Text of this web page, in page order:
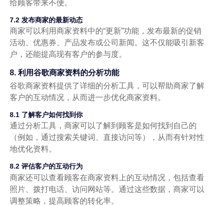
给顾客带来不便。
7.2 发布商家的最新动态
商家可以利用商家资料中的“更新”功能，发布最新的促销
活动、优惠券、产品发布或公司新闻。这不仅能吸引新客
户，还能提高现有客户的参与度。
8. 利用谷歌商家资料的分析功能
谷歌商家资料提供了详细的分析工具，可以帮助商家了解
客户的互动情况，从而进一步优化商家资料。
8.1 了解客户如何找到你
通过分析工具，商家可以了解到顾客是如何找到自己的
（例如，通过搜索关键词、直接访问等），从而有针对性
地优化资料。
8.2 评估客户的互动行为
商家还可以查看顾客在商家资料上的互动情况，包括查看
照片、拨打电话、访问网站等。通过这些数据，商家可以
调整策略，提高顾客的转化率。